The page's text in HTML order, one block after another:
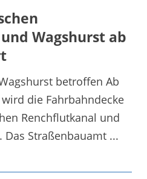
Wagshurst ab
betroffen Ab
die Fahrbahndecke
Renchflutkanal und
Straßenbauamt ...